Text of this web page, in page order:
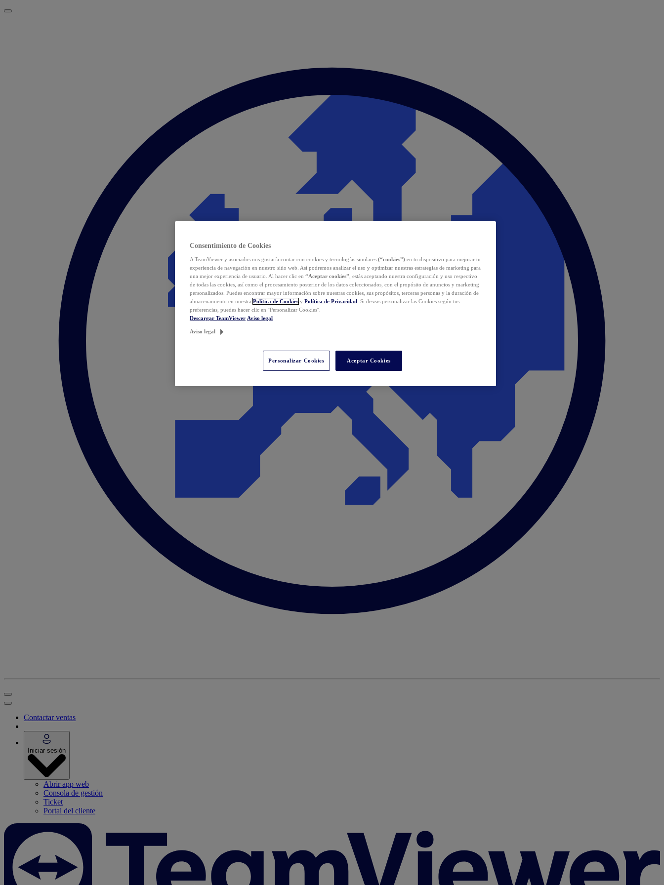
Contactar ventas
Iniciar sesión
Abrir app web
Consola de gestión
Ticket
Portal del cliente
Consentimiento de Cookies
A TeamViewer y asociados nos gustaría contar con cookies y tecnologías similares (“cookies”) en tu dispositivo para mejorar tu
experiencia de navegación en nuestro sitio web. Así podremos analizar el uso y optimizar nuestras estrategias de marketing para
una mejor experiencia de usuario. Al hacer clic en “Aceptar cookies” , estás aceptando nuestra configuración y uso respectivo
de todas las cookies, así como el procesamiento posterior de los datos coleccionados, con el propósito de anuncios y marketing
personalizados. Puedes encontrar mayor información sobre nuestras cookies, sus propósitos, terceras personas y la duración de
almacenamiento en nuestra Política de Cookies y Política de Privacidad . Si deseas personalizar las Cookies según tus
preferencias, puedes hacer clic en ¨Personalizar Cookies¨.
Descargar TeamViewer Aviso legal
Aviso legal
Personalizar Cookies Aceptar Cookies